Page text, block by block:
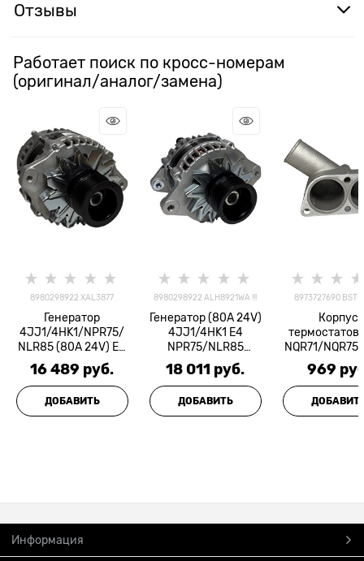
Отзывы
Работает поиск по кросс-номерам
(оригинал/аналог/замена)
8980298922 XAL3877
Генератор
4JJ1/4HK1/NPR75/
NLR85 (80A 24V) Е4
DEXEL
16 489 руб.
ДОБАВИТЬ
8980298922 ALH8921WA !!!
Генератор (80A 24V)
4JJ1/4HK1 Е4
NPR75/NLR85
MOTORHERZ
18 011 руб.
ДОБАВИТЬ
8973727690
Корпус
термостатов
NQR71/
0/NPR75
969
Информация